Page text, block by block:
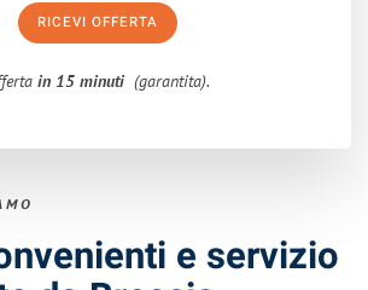
RICEVI OFFERTA
in 15 minuti (garantita).
e servizio